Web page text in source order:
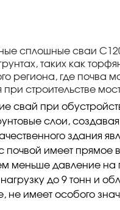
сплошные сваи
таких как
региона, где почва
при строительстве
свай при
слои,
здания
почвой имеет прямое
меньше давление
до 9 тонн и
не имеет особого